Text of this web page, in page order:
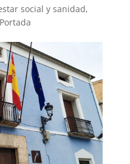
social y sanidad,
Portada